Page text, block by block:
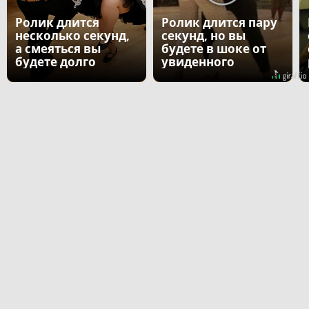
Ролик длится
несколько секунд,
а смеяться вы
будете долго
Ролик длится пару
секунд, но вы
будете в шоке от
увиденного